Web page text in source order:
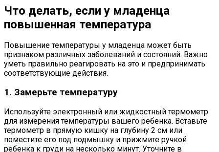
Что делать, если у младенца
повышенная температура
Повышение температуры у младенца может быть
признаком различных заболеваний и состояний. Важно
уметь правильно реагировать на это и предпринимать
соответствующие действия.
1. Замерьте температуру
Используйте электронный или жидкостный термометр
для измерения температуры вашего ребенка. Вставьте
термометр в прямую кишку на глубину 2 см или
поместите его под подмышку и прижмите ручкой
ребенка к груди на несколько минут. Уточните в